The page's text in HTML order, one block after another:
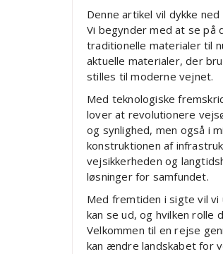
Denne artikel vil dykke
Vi begynder med at se på
traditionelle materialer til
aktuelle materialer, der
stilles til moderne vejnet.
Med teknologiske
lover at revolutionere
og synlighed, men også i
konstruktionen af
vejsikkerheden og
løsninger for samfundet.
Med fremtiden i sigte vil
kan se ud, og hvilken
Velkommen til en rejse
kan ændre landskabet for